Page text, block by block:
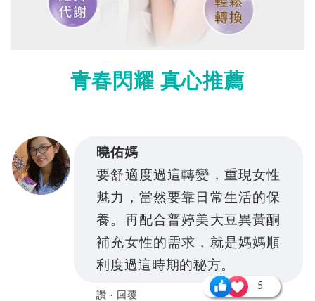
青春閃耀 真心推薦
曉佑媽
要舒適度過這轉變，重現女性
魅力，當然要靠日常生活的保
養。再配合普婷美大豆異黃酮
補充女性的需求，就是媽媽順
利度過這時期的秘方。
讚 · 回覆
5